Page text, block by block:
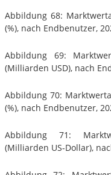
Abbildung 68:
(%), nach Endbenutzer,
Abbildung 69:
(Milliarden USD), nach
Abbildung 70:
(%), nach Endbenutzer,
Abbildung 71:
(Milliarden US-Dollar),